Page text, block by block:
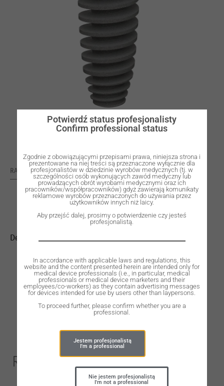
RATING: 0
Dental implant, ROOTT K, D 4.5 mm, L 12 mm.
Related Products
Potwierdź status profesjonalisty
Confirm professional status
Zgodnie z obowiązującymi przepisami prawa, niniejsza strona i
prezentowane na niej treści są przeznaczone wyłącznie dla
profesjonalistów w dziedzinie wyrobów medycznych (tj. w
szczególności osób wykonujących zawód medyczny lub
prowadzących obrót wyrobami medycznymi oraz ich
pracowników/współpracowników) gdyż zawierają komunikaty
reklamowe wyrobów przeznaczonych do używania przez
użytkowników innych niż laicy.
Aby przejść dalej, prosimy o potwierdzenie czy jesteś
profesjonalistą.
In accordance with applicable laws and regulations, this
website and the content presented herein are intended only for
medical device professionals (i.e., in particular, medical
professionals or medical device marketers and their
employees/co-workers) as they contain advertising messages
for devices intended for use by users other than laypersons.
To proceed further, please confirm whether you are a
professional.
Jestem profesjonalistą
I'm a professional
Nie jestem profesjonalistą
I'm not a professional